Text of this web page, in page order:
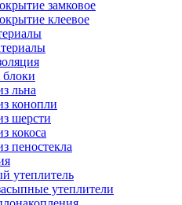
замковое
клеевое
льна
конопли
шерсти
кокоса
пеностекла
утеплитель
утеплители